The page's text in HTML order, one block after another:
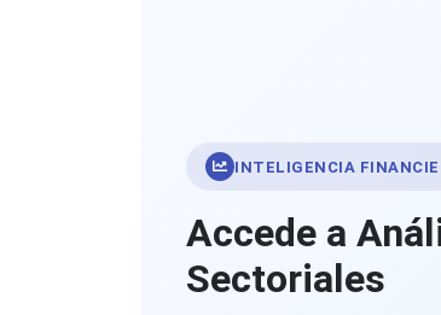
INTELIGENCIA
Accede a
Sectoriales